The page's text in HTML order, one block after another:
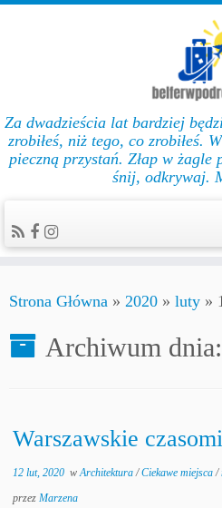
Za dwadzieścia lat bar­dziej
zro­biłeś, niż te­go, co zro­biłeś.
pie­czną przys­tań. Złap w
śnij, odkrywaj.
Strona Główna » 2020 » luty »
Archiwum dnia:
Warszawskie
12 lut, 2020 wArchitektura/Ciekawe miejsca/
przezMarzena